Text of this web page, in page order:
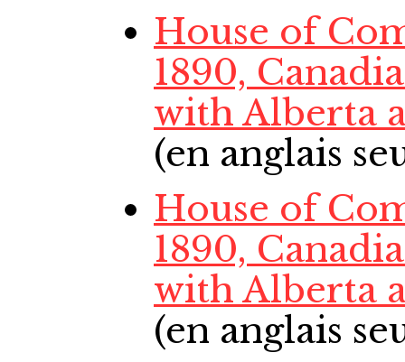
House of
1890,
with Alberta
(en anglais
House of
1890,
with Alberta
(en anglais